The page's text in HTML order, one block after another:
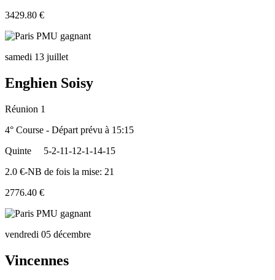
3429.80 €
samedi 13 juillet
Enghien Soisy
Réunion 1
4° Course - Départ prévu à 15:15
Quinte
5-2-11-12-1-14-15
2.0 €-NB de fois la mise: 21
2776.40 €
vendredi 05 décembre
Vincennes